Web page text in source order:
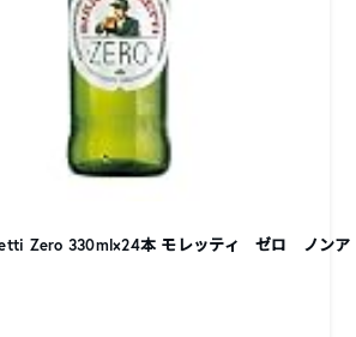
Zero 330ml×24本 モレッティ ゼロ ノンア